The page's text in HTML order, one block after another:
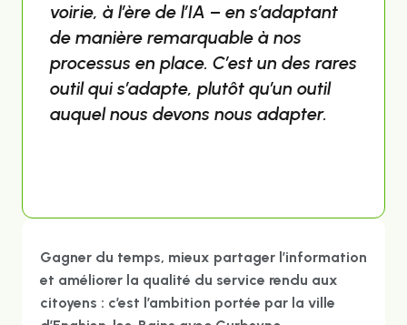
voirie, à l’ère de l’IA – en s’adaptant
de manière remarquable à nos
processus en place. C’est un des rares
outil qui s’adapte, plutôt qu’un outil
auquel nous devons nous adapter.
Gagner du temps, mieux partager l’information
et améliorer la qualité du service rendu aux
citoyens : c’est l’ambition portée par la ville